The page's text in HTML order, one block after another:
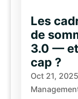
Les
de
3.0 —
cap ?
Oct 21, 2025